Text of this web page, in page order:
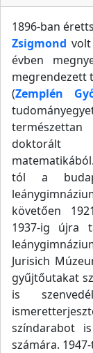
1896-ban
Zsigmond
évben
megrendezett
(Zemplén
doktorált
tól a
követően
1937-ig újra
Jurisich
gyűjtőutakat
is
színdarabot
számára.